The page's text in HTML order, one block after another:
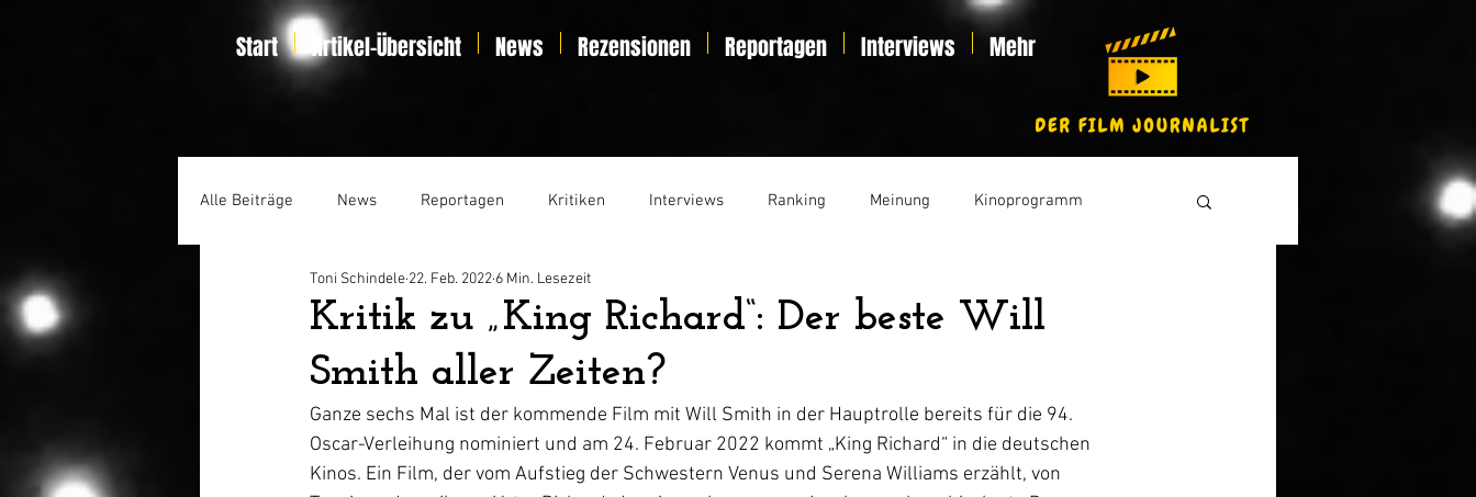
Start Artikel-Übersicht News Rezensionen Reportagen Interviews Mehr
Alle Beiträge News Reportagen Kritiken Interviews Ranking Meinung Kinoprogramm
Home Entertainment Essay
Kritik zu „King Richard“: Der beste Will
Smith aller Zeiten?
Toni Schindele 22. Feb. 2022 6 Min. Lesezeit
Ganze sechs Mal ist der kommende Film mit Will Smith in der Hauptrolle bereits für die 94.
Oscar-Verleihung nominiert und am 24. Februar 2022 kommt „King Richard“ in die deutschen
Kinos. Ein Film, der vom Aufstieg der Schwestern Venus und Serena Williams erzählt, von